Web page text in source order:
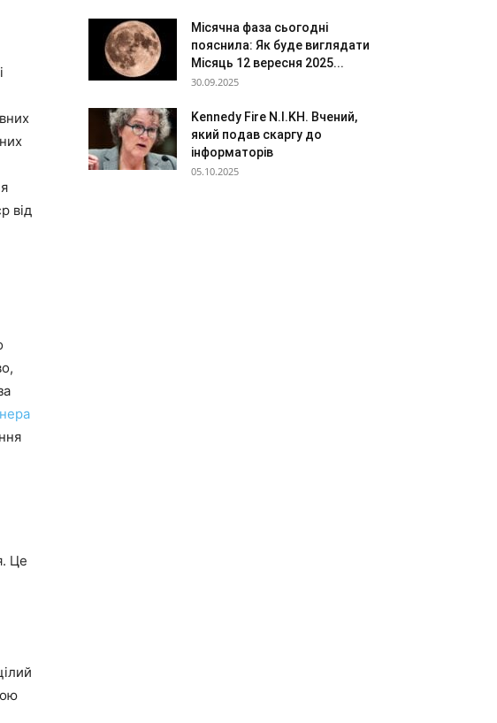
від
Це
Місячна фаза сьогодні
пояснила: Як буде виглядати
Місяць 12 вересня 2025...
30.09.2025
Kennedy Fire N.I.KH. Вчений,
який подав скаргу до
інформаторів
05.10.2025